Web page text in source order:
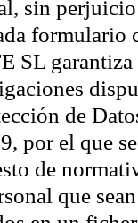
sin
formulario
SL
de
por el que
de
que